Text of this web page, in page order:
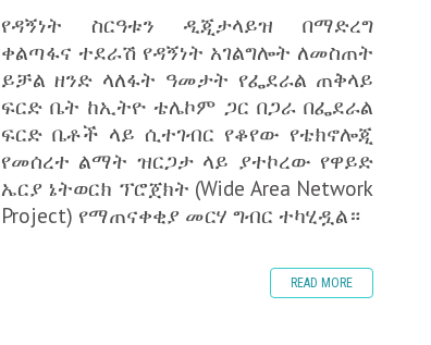
የዳኝነት ስርዓቱን ዲጂታላይዝ በማድረግ
ቀልጣፋና ተደራሽ የዳኝነት አገልግሎት ለመስጠት
ይቻል ዘንድ ላለፋት ዓመታት የፌደራል ጠቅላይ
ፍርድ ቤት ከኢትዮ ቴሌኮም ጋር በጋራ በፌደራል
ፍርድ ቤቶች ላይ ሲተገብር የቆየው የቴክኖሎጂ
የመሰረተ ልማት ዝርጋታ ላይ ያተኮረው የዋይድ
ኤርያ ኔትወርክ ፕሮጀክት (Wide Area Network
Project) የማጠናቀቂያ መርሃ ግብር ተካሂዷል።
READ MORE